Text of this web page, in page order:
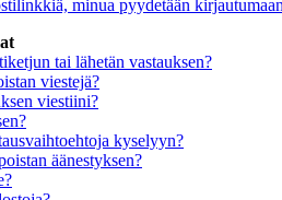
minua pyydetään
tai lähetän vastauksen?
viestejä?
viestiini?
kyselyyn?
äänestyksen?